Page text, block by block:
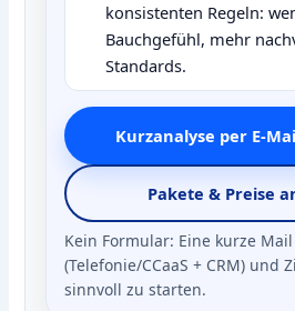
konsistenten Regeln:
Bauchgefühl, mehr
Standards.
Kurzanalyse per
Pakete & Preise
Kein Formular: Eine kurze Mail
(Telefonie/CCaaS + CRM) und
sinnvoll zu starten.